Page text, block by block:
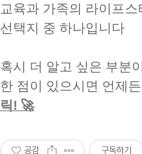
교육과 가족의 라이프
선택지 중 하나입니다
혹시 더 알고 싶은 부분
한 점이 있으시면 언제
릭! 🚀
공감 구독하기